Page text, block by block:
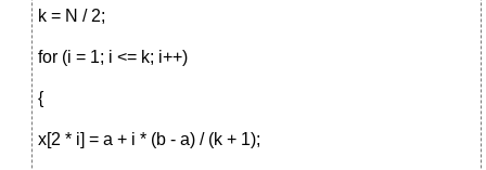
k = N / 2;
for (i = 1; i <= k; i++)
{
x[2 * i] = a + i * (b - a) / (k + 1);